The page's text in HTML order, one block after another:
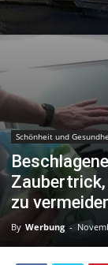
Schönheit und
zu
By Werbung -